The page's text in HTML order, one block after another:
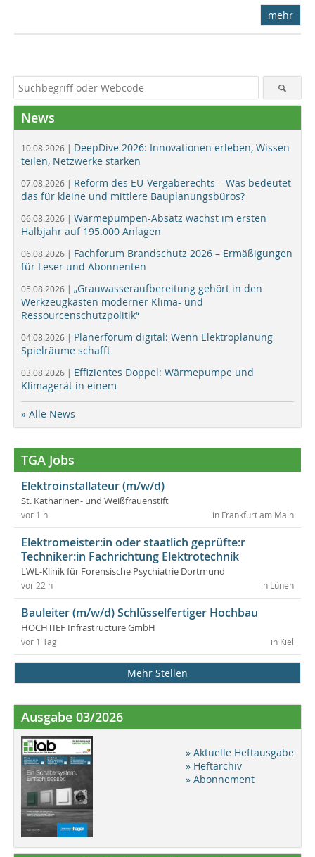
mehr
News
10.08.2026 | DeepDive 2026: Innovationen erleben, Wissen
teilen, Netzwerke stärken
07.08.2026 | Reform des EU-Vergaberechts – Was bedeutet
das für kleine und mittlere Bauplanungsbüros?
06.08.2026 | Wärmepumpen-Absatz wächst im ersten
Halbjahr auf 195.000 Anlagen
06.08.2026 | Fachforum Brandschutz 2026 – Ermäßigungen
für Leser und Abonnenten
05.08.2026 | „Grauwasseraufbereitung gehört in den
Werkzeugkasten moderner Klima- und
Ressourcenschutzpolitik“
04.08.2026 | Planerforum digital: Wenn Elektroplanung
Spielräume schafft
03.08.2026 | Effizientes Doppel: Wärmepumpe und
Klimagerät in einem
» Alle News
TGA Jobs
Elektroinstallateur (m/w/d)
St. Katharinen- und Weißfrauenstift
in Frankfurt am Main
vor 1 h
Elektromeister:in oder staatlich geprüfte:r
Techniker:in Fachrichtung Elektrotechnik
LWL-Klinik für Forensische Psychiatrie Dortmund
in Lünen
vor 22 h
Bauleiter (m/w/d) Schlüsselfertiger Hochbau
HOCHTIEF Infrastructure GmbH
in Kiel
vor 1 Tag
Mehr Stellen
Ausgabe 03/2026
» Aktuelle Heftausgabe
» Heftarchiv
» Abonnement